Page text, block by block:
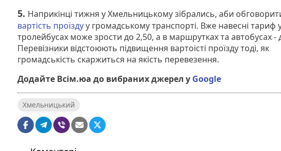
5. Наприкінці тижня у Хмельницькому зібрались, аби
вартість проїздуу громадському транспорті. Вже навесні тариф
тролейбусах може зрости до 2,50, а в маршрутках та автобусах -
Перевізники відстоюють підвищення вартоісті проїзду тоді, як
громадськість скаржиться на якість перевезення.
Додайте Всім.юа до вибраних джерел у Google
Хмельницький